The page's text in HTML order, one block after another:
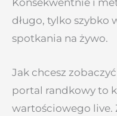
Konsekwentnie i
długo, tylko szybko
spotkania na żywo.
Jak chcesz
portal randkowy to
wartościowego live.